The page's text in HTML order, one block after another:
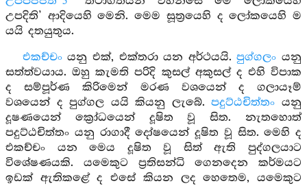
උපදිති’ ආදියෙහි මෙනි. මෙම සූත්‍රයෙහි ද ලෝකයෙහි ම
යයි දතයුතුය.
එකච්චංයනු එක්, එක්තරා යන අර්ථයයි.පුග්ගලං යනු
සත්ත්වයාය. ඔහු කැමති පරිදි කුසල් අකුසල් ද එහි විපාක
ද සම්පූර්ණ කිරිමෙන් මරණ වශයෙන් ද ගලායෑම්
වශයෙන් ද පුග්ගල යයි කියනු ලැබේ.පදුට්ඨචිත්තං යනු
දූෂණයෙන් ක්‍රෝධයෙන් දූෂිත වූ සිත. නැතහොත්
පදුට්ඨචිත්තං යනු රාගාදී දෝෂයෙන් දූෂිත වූ සිත. මෙහි ද
එකච්චං යන මෙය දූෂිත වූ සිත් ඇති පුද්ගලයාට
විශේෂණයකි. යමෙකුට ප්‍රතිසන්ධි ගෙනදෙන කර්මයට
ඉඩක් ඇතිකළේ ද එසේ කියන ලද හෙතෙම, යමෙකුට